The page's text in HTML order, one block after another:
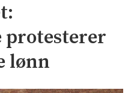
protesterer
lønn